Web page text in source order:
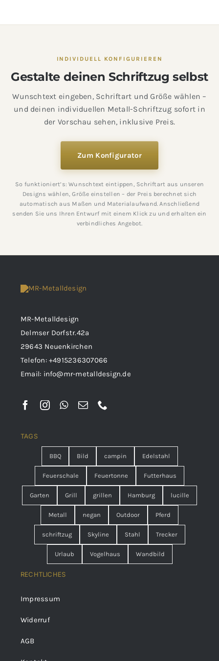
INDIVIDUELL KONFIGURIEREN
Gestalte deinen Schriftzug selbst
Wunschtext eingeben, Schriftart und Größe wählen –
und deinen individuellen Metall-Schriftzug sofort in
der Vorschau sehen, inklusive Preis.
Zum Konfigurator
So funktioniert’s: Wunschtext eintippen, Schriftart aus unseren
Designs wählen, Größe einstellen – der Preis berechnet sich
automatisch aus Maßen und Materialaufwand. Anschließend
senden Sie uns Ihren Entwurf mit einem Klick zu und erhalten ein
verbindliches Angebot.
MR-Metalldesign
Delmser Dorfstr.42a
29643 Neuenkirchen
Telefon:+4915236307066
Email: info@mr-metalldesign.de
TAGS
BBQ Bild campin Edelstahl
Feuerschale Feuertonne Futterhaus
Garten Grill grillen Hamburg lucille
Metall negan Outdoor Pferd
schriftzug Skyline Stahl Trecker
Urlaub Vogelhaus Wandbild
RECHTLICHES
Impressum
Widerruf
AGB